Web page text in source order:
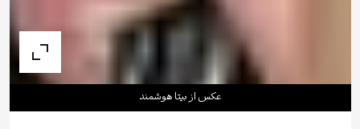
عکس از بیتا هوشمند